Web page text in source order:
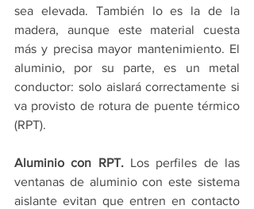
sea elevada. También lo es la de la
madera, aunque este material cuesta
más y precisa mayor mantenimiento. El
aluminio, por su parte, es un metal
conductor: solo aislará correctamente si
va provisto de rotura de puente térmico
(RPT).
Aluminio con RPT. Los perfiles de las
ventanas de aluminio con este sistema
aislante evitan que entren en contacto